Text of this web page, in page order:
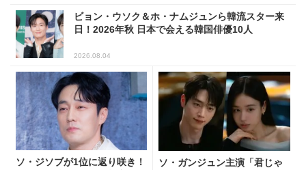
ビョン・ウソク＆ホ・ナムジュンら韓流スター来
日！2026年秋 日本で会える韓国俳優10人
2026.08.04
ソ・ジソブが1位に返り咲き！
ソ・ガンジュン主演「君じゃ